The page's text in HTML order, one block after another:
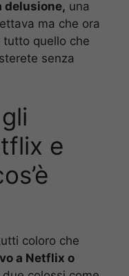
delusione, una
ma che ora
quello che
senza
e
coloro che
a Netflix o